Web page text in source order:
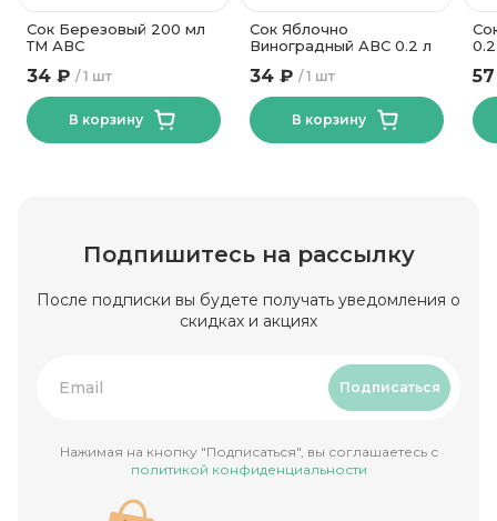
Сок Березовый 200 мл
ТМ АВС
1 шт
34 ₽
В корзину
Сок Яблочно
Виноградный АВС 0.2 л
1 шт
34 ₽
В корзину
Подпишитесь на рассылку
После подписки вы будете получать уведомления о
скидках и акциях
Подписаться
Нажимая на кнопку "Подписаться", вы соглашаетесь с
политикой конфиденциальности